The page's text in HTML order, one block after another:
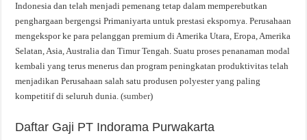
Indonesia dan telah menjadi pemenang tetap dalam memperebutkan
penghargaan bergengsi Primaniyarta untuk prestasi ekspornya. Perusahaan
mengekspor ke para pelanggan premium di Amerika Utara, Eropa, Amerika
Selatan, Asia, Australia dan Timur Tengah. Suatu proses penanaman modal
kembali yang terus menerus dan program peningkatan produktivitas telah
menjadikan Perusahaan salah satu produsen polyester yang paling
kompetitif di seluruh dunia. (sumber)
Daftar Gaji PT Indorama Purwakarta